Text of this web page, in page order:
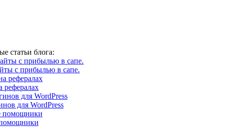
статьи блога:
с прибылью в сапе.
рефералах
для WordPress